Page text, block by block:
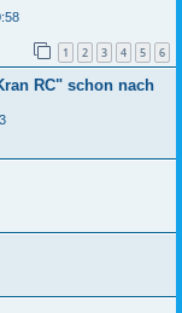
1 2 3 4 5 6
RC" schon nach